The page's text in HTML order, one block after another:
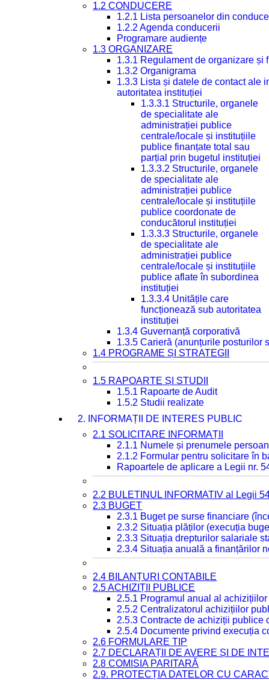
1.2 CONDUCERE
1.2.1 Lista persoanelor din
1.2.2 Agenda conducerii
Programare audiențe
1.3 ORGANIZARE
1.3.1 Regulament de organizare și
1.3.2 Organigrama
1.3.3 Lista și datele de contact ale
autoritatea instituției
1.3.3.1 Structurile, organele
de specialitate ale
administrației publice
centrale/locale și instituțiile
publice finanțate total sau
parțial prin bugetul instituției
1.3.3.2 Structurile, organele
de specialitate ale
administrației publice
centrale/locale și instituțiile
publice coordonate de
conducătorul instituției
1.3.3.3 Structurile, organele
de specialitate ale
administrației publice
centrale/locale și instituțiile
publice aflate în subordinea
instituției
1.3.3.4 Unitățile care
funcționează sub autoritatea
instituției
1.3.4 Guvernanță corporativă
1.3.5 Carieră (anunțurile posturilor
1.4 PROGRAME ȘI STRATEGII
1.5 RAPOARTE ȘI STUDII
1.5.1 Rapoarte de Audit
1.5.2 Studii realizate
2. INFORMAȚII DE INTERES PUBLIC
2.1 SOLICITARE INFORMAȚII
2.1.1 Numele și prenumele
2.1.2 Formular pentru solicitare în
Rapoartele de aplicare a Legii nr.
2.2 BULETINUL INFORMATIV al Legii
2.3 BUGET
2.3.1 Buget pe surse financiare
2.3.2 Situația plăților (execuția
2.3.3 Situația drepturilor salariale
2.3.4 Situația anuală a finanțărilor
2.4 BILANȚURI CONTABILE
2.5 ACHIZIȚII PUBLICE
2.5.1 Programul anual al
2.5.2 Centralizatorul achizițiilor
2.5.3 Contracte de achiziții publice
2.5.4 Documente privind execuția
2.6 FORMULARE TIP
2.7 DECLARAȚII DE AVERE ȘI DE
2.8 COMISIA PARITARĂ
2.9. PROTECȚIA DATELOR CU